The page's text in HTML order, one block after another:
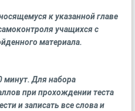
к указанной главе
учащихся с
материала.
минут. Для набора
при прохождении теста
и записать все слова и